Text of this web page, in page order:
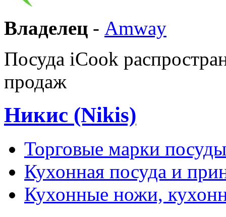
Владелец - Amway
Посуда iCook
продаж
Никис (Nikis)
Торговые марки посуды
Кухонная посуда и
Кухонные ножи,